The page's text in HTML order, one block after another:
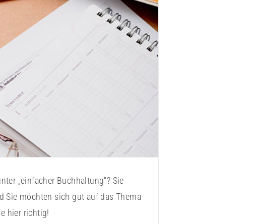
gemacht 1
„einfacher Buchhaltung“? Sie
Sie möchten sich gut auf das Thema
hier richtig!